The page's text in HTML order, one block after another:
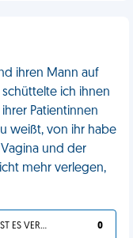
ihren Mann auf
ich ihnen
Patientinnen
weißt, von ihr habe
Vagina und der
mehr verlegen,
DU HAST ES VERDIENT 0